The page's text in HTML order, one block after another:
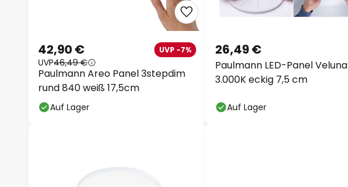
Paulmann Areo Panel 3stepdim
rund 840 weiß 17,5cm
42,90 € UVP -7%
UVP46,49 €
Auf Lager
Paulmann LED-Panel Veluna
3.000K eckig 7,5 cm
26,49 €
Auf Lager